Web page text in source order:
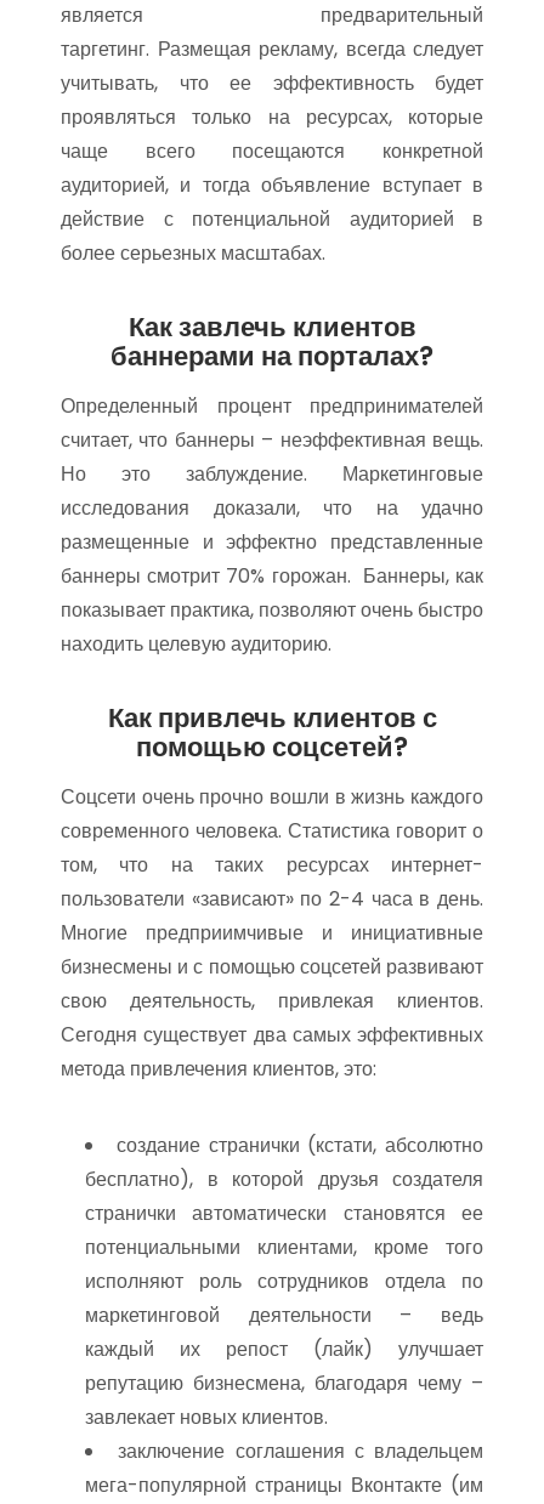
является предварительный
таргетинг. Размещая рекламу, всегда следует
учитывать, что ее эффективность будет
проявляться только на ресурсах, которые
чаще всего посещаются конкретной
аудиторией, и тогда объявление вступает в
действие с потенциальной аудиторией в
более серьезных масштабах.
Как завлечь клиентов
баннерами на порталах?
Определенный процент предпринимателей
считает, что баннеры – неэффективная вещь.
Но это заблуждение. Маркетинговые
исследования доказали, что на удачно
размещенные и эффектно представленные
баннеры смотрит 70% горожан. Баннеры, как
показывает практика, позволяют очень быстро
находить целевую аудиторию.
Как привлечь клиентов с
помощью соцсетей?
Соцсети очень прочно вошли в жизнь каждого
современного человека. Статистика говорит о
том, что на таких ресурсах интернет-
пользователи «зависают» по 2-4 часа в день.
Многие предприимчивые и инициативные
бизнесмены и с помощью соцсетей развивают
свою деятельность, привлекая клиентов.
Сегодня существует два самых эффективных
метода привлечения клиентов, это:
создание странички (кстати, абсолютно
бесплатно), в которой друзья создателя
странички автоматически становятся ее
потенциальными клиентами, кроме того
исполняют роль сотрудников отдела по
маркетинговой деятельности – ведь
каждый их репост (лайк) улучшает
репутацию бизнесмена, благодаря чему –
завлекает новых клиентов.
заключение соглашения с владельцем
мега-популярной страницы Вконтакте (им